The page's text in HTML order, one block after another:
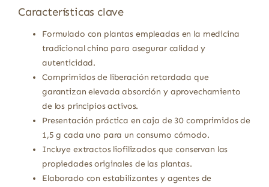
Características clave
Formulado con plantas empleadas en la medicina
tradicional china para asegurar calidad y
autenticidad.
Comprimidos de liberación retardada que
garantizan elevada absorción y aprovechamiento
de los principios activos.
Presentación práctica en caja de 30 comprimidos de
1,5 g cada uno para un consumo cómodo.
Incluye extractos liofilizados que conservan las
propiedades originales de las plantas.
Elaborado con estabilizantes y agentes de